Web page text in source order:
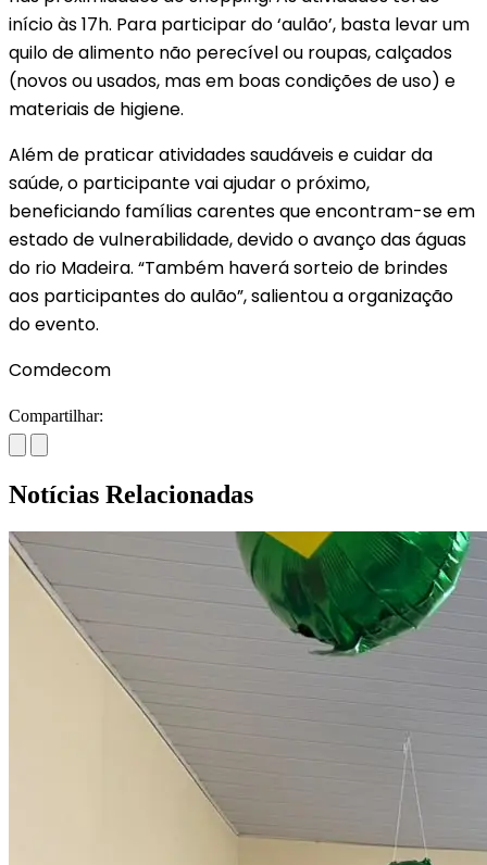
início às 17h. Para participar do ‘aulão’, basta levar um
quilo de alimento não perecível ou roupas, calçados
(novos ou usados, mas em boas condições de uso) e
materiais de higiene.
Além de praticar atividades saudáveis e cuidar da
saúde, o participante vai ajudar o próximo,
beneficiando famílias carentes que encontram-se em
estado de vulnerabilidade, devido o avanço das águas
do rio Madeira. “Também haverá sorteio de brindes
aos participantes do aulão”, salientou a organização
do evento.
Comdecom
Compartilhar:
Notícias Relacionadas